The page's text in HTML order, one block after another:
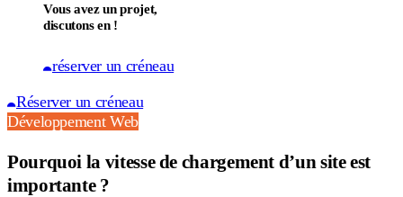
Vous avez un projet,
discutons en !
réserver un créneau
Réserver un créneau
Développement Web
Pourquoi la vitesse de chargement d’un site est
importante ?